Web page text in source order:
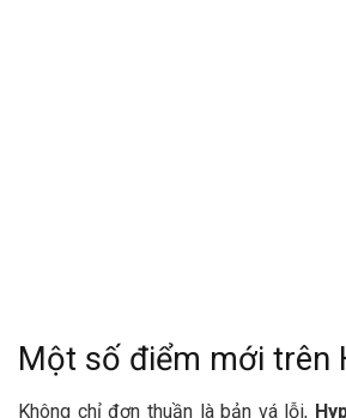
Một số điểm mới trên
Không chỉ đơn thuần là bản vá lỗi,